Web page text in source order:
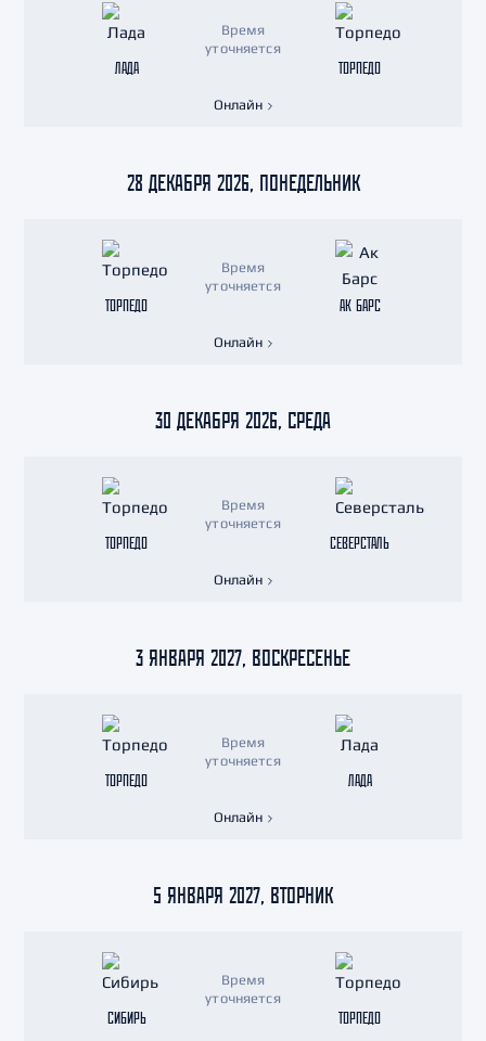
ЛАДА
Время
уточняется
ТОРПЕДО
Онлайн
28 ДЕКАБРЯ 2026, ПОНЕДЕЛЬНИК
ТОРПЕДО
Время
уточняется
АК БАРС
Онлайн
30 ДЕКАБРЯ 2026, СРЕДА
ТОРПЕДО
Время
уточняется
СЕВЕРСТАЛЬ
Онлайн
3 ЯНВАРЯ 2027, ВОСКРЕСЕНЬЕ
ТОРПЕДО
Время
уточняется
ЛАДА
Онлайн
5 ЯНВАРЯ 2027, ВТОРНИК
СИБИРЬ
Время
уточняется
ТОРПЕДО